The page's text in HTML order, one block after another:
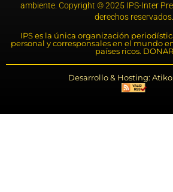
ambiente. Copyright © 2025 IPS-Inter
derechos reservados.
IPS es la única organización
personal y corresponsales en el mundo
países ricos. DONAR
Desarrollo & Hosting: